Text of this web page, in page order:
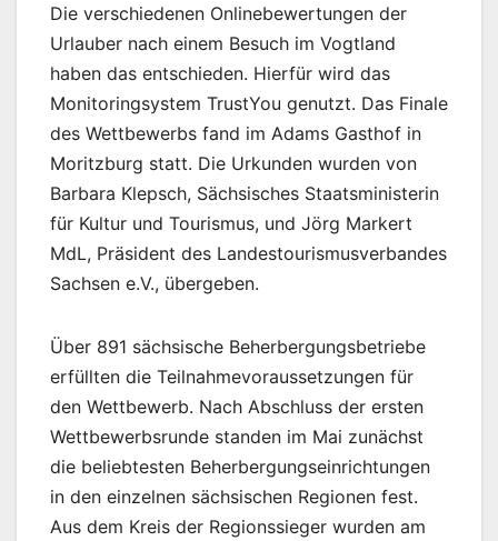
Die verschiedenen Onlinebewertungen der
Urlauber nach einem Besuch im Vogtland
haben das entschieden. Hierfür wird das
Monitoringsystem TrustYou genutzt. Das Finale
des Wettbewerbs fand im Adams Gasthof in
Moritzburg statt. Die Urkunden wurden von
Barbara Klepsch, Sächsisches Staatsministerin
für Kultur und Tourismus, und Jörg Markert
MdL, Präsident des Landestourismusverbandes
Sachsen e.V., übergeben.
Über 891 sächsische Beherbergungsbetriebe
erfüllten die Teilnahmevoraussetzungen für
den Wettbewerb. Nach Abschluss der ersten
Wettbewerbsrunde standen im Mai zunächst
die beliebtesten Beherbergungseinrichtungen
in den einzelnen sächsischen Regionen fest.
Aus dem Kreis der Regionssieger wurden am